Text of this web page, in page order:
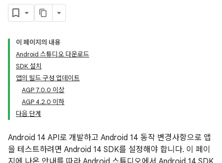
이 페이지의 내용
Android 스튜디오 다운로드
SDK 설치
앱의 빌드 구성 업데이트
AGP 7.0.0 이상
AGP 4.2.0 이하
다음 단계
Android 14 API로 개발하고 Android 14 동작 변경사항으로 앱
을 테스트하려면 Android 14 SDK를 설정해야 합니다. 이 페이